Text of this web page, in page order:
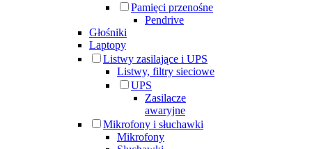
Pamięci przenośne
Pendrive
Głośniki
Laptopy
Listwy zasilające i UPS
Listwy, filtry sieciowe
UPS
Zasilacze
awaryjne
Mikrofony i słuchawki
Mikrofony